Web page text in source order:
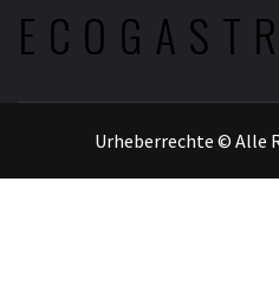
Urheberrechte © Alle